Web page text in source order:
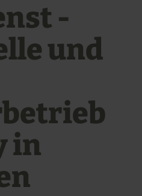
-
und
in